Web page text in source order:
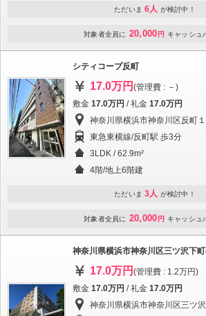
ただいま 6人 が検討中！
対象者全員に 20,000 円 キャッシュ
シティコープ反町
17.0万円 (管理費 : －)
敷金 17.0万円 / 礼金 17.0万円
神奈川県横浜市神奈川区反町１
東急東横線/反町駅 歩3分
3LDK / 62.9m²
4階/地上6階建
ただいま 3人 が検討中！
対象者全員に 20,000 円 キャッシュ
神奈川県横浜市神奈川区三ツ沢下
17.0万円 (管理費 : 1.2万円)
敷金 17.0万円 / 礼金 17.0万円
神奈川県横浜市神奈川区三ツ